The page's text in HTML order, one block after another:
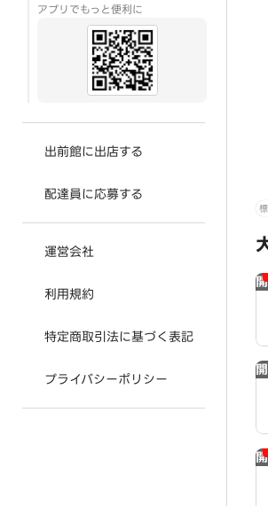
アプリでもっと便利に
出前館に出店する
配達員に応募する
運営会社
利用規約
特定商取引法に基づく表記
プライバシーポリシー